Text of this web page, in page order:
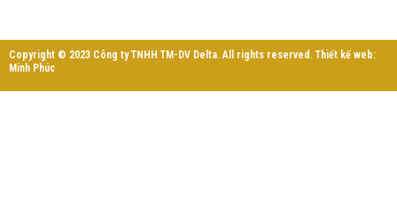
Copyright © 2023 Công ty TNHH TM-DV Delta. All rights reserved. Thiết kế web:
Minh Phúc